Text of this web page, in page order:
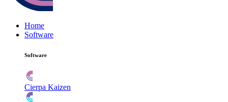
Home
Software
Software
Cierpa Kaizen